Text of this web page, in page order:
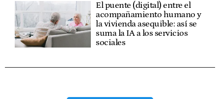
El puente (digital) entre el
acompañamiento humano y
la vivienda asequible: así se
suma la IA a los servicios
sociales